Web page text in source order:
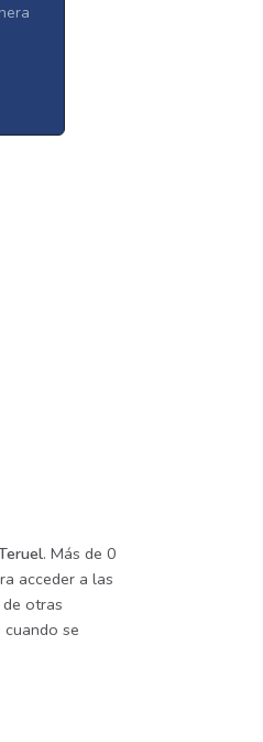
. Más de 0
acceder a las
otras
se